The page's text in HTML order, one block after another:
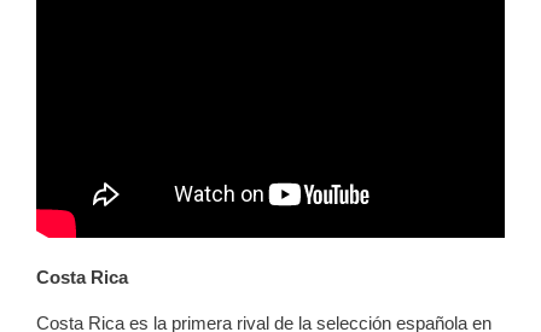
Costa Rica
Costa Rica es la primera rival de la selección española en